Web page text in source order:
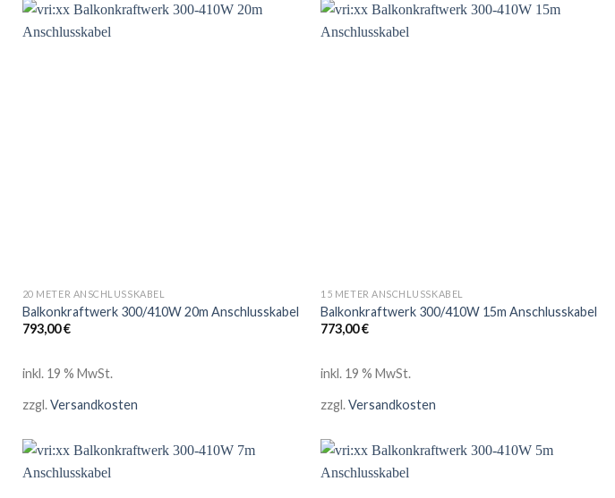
20 METER ANSCHLUSSKABEL
Balkonkraftwerk 300/410W 20m Anschlusskabel
793,00€
inkl. 19 % MwSt.
zzgl.Versandkosten
15 METER ANSCHLUSSKABEL
Balkonkraftwerk 300/410W 15m Anschlusskabel
773,00€
inkl. 19 % MwSt.
zzgl.Versandkosten